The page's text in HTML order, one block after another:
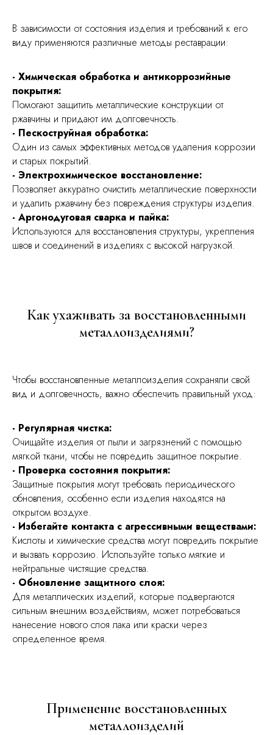
В зависимости от состояния изделия и требований к его
виду применяются различные методы реставрации:
- Химическая обработка и антикоррозийные
покрытия:
Помогают защитить металлические конструкции от
ржавчины и придают им долговечность.
- Пескоструйная обработка:
Один из самых эффективных методов удаления коррозии
и старых покрытий.
- Электрохимическое восстановление:
Позволяет аккуратно очистить металлические поверхности
и удалить ржавчину без повреждения структуры изделия.
- Аргонодуговая сварка и пайка:
Используются для восстановления структуры, укрепления
швов и соединений в изделиях с высокой нагрузкой.
Как ухаживать за восстановленными
металлоизделиями?
Чтобы восстановленные металлоизделия сохраняли свой
вид и долговечность, важно обеспечить правильный уход:
- Регулярная чистка:
Очищайте изделия от пыли и загрязнений с помощью
мягкой ткани, чтобы не повредить защитное покрытие.
- Проверка состояния покрытия:
Защитные покрытия могут требовать периодического
обновления, особенно если изделия находятся на
открытом воздухе.
- Избегайте контакта с агрессивными веществами:
Кислоты и химические средства могут повредить покрытие
и вызвать коррозию. Используйте только мягкие и
нейтральные чистящие средства.
- Обновление защитного слоя:
Для металлических изделий, которые подвергаются
сильным внешним воздействиям, может потребоваться
нанесение нового слоя лака или краски через
определенное время.
Применение восстановленных
металлоизделий